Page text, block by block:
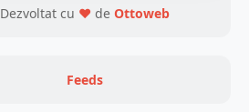
Dezvoltat cu ❤ de Ottoweb
Feeds